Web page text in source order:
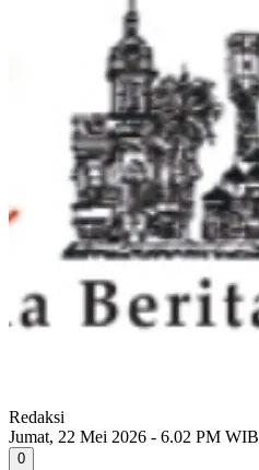
Redaksi
Jumat, 22 Mei 2026 - 6.02 PM WIB
0